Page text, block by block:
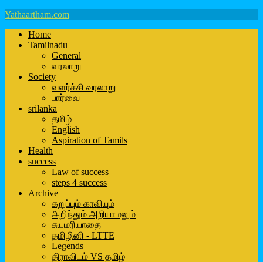
Yathaartham.com
Home
Tamilnadu
General
வரலாறு
Society
வளர்ச்சி வரலாறு
பார்வை
srilanka
தமிழ்
English
Aspiration of Tamils
Health
success
Law of success
steps 4 success
Archive
கறுப்பும் காவியும்
அறிந்தும் அறியாமலும்
சுயமரியாதை
தமிழினி - LTTE
Legends
திராவிடம் VS தமிழ்